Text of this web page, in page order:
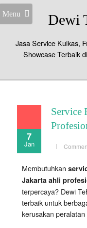
Menu Dewi
Jasa Service Kulkas,
Showcase Terbaik
7
Jan
Service
Membutuhkan
Jakarta ahli
terpercaya? Dewi
terbaik untuk
kerusakan